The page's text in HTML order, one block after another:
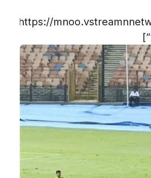
url=”https://